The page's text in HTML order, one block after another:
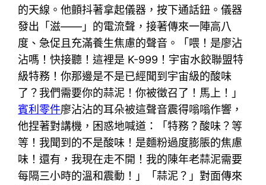
的天線。他顫抖著拿起儀器，按下通話鈕。儀器
發出「滋——」的電流聲，接著傳來一陣高八
度、急促且充滿養生焦慮的聲音。「喂！是廖沾
沾嗎！快接聽！這裡是 K-999！宇宙水餃聯盟特
級特務！你那邊是不是已經聞到宇宙級的酸味
了？我們需要你的蒜泥！你被徵召了！馬上！」
賓利零件廖沾沾的耳朵被這聲音震得嗡嗡作響，
他捏著對講機，困惑地喊道：「特務？酸味？等
等！我聞到的不是酸味！是麵粉過度膨脹的焦慮
味！還有，我現在走不開！我的陳年老蒜泥需要
每隔三小時的溫和震動！」「蒜泥？」對面傳來